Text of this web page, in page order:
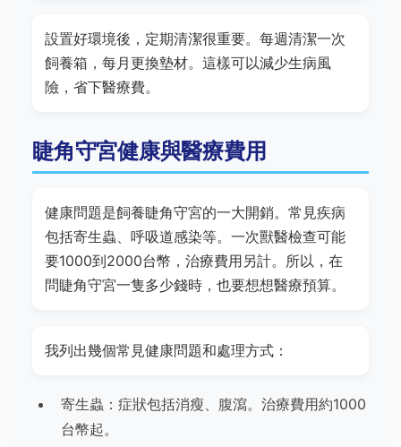
設置好環境後，定期清潔很重要。每週清潔一次
飼養箱，每月更換墊材。這樣可以減少生病風
險，省下醫療費。
睫角守宮健康與醫療費用
健康問題是飼養睫角守宮的一大開銷。常見疾病
包括寄生蟲、呼吸道感染等。一次獸醫檢查可能
要1000到2000台幣，治療費用另計。所以，在
問睫角守宮一隻多少錢時，也要想想醫療預算。
我列出幾個常見健康問題和處理方式：
寄生蟲：症狀包括消瘦、腹瀉。治療費用約1000
台幣起。